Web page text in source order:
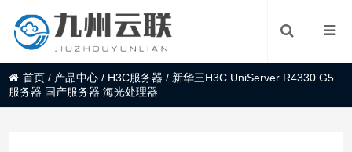
首页 / 产品中心 / H3C服务器 / 新华三H3C UniServer R4330 G5
服务器 国产服务器 海光处理器